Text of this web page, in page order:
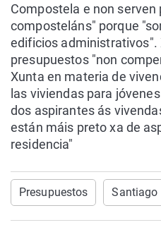
Compostela e non
composteláns" porque
edificios administrativos".
presupuestos "non
Xunta en materia de
las viviendas para
dos aspirantes ás
están máis preto xa de
residencia"
Presupuestos Santiago